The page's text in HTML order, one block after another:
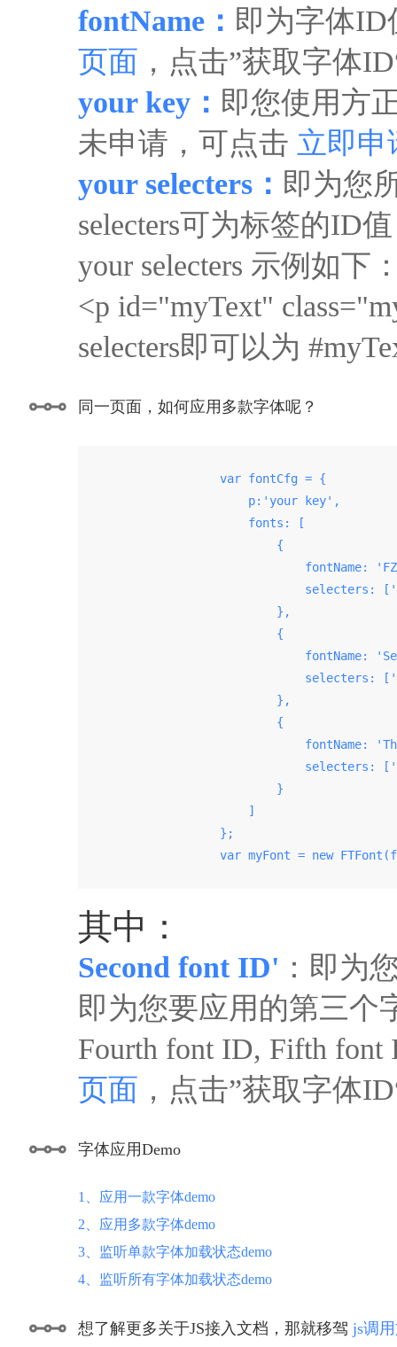
fontName： 即为字体
页面 ，点击”获取字体
your key： 即您使用方
未申请，可点击 立即申
your selecters： 即为您
selecters可为标签的ID
your selecters 示例如下
<p id="myText"
selecters即可以为
同一页面，如何应用多款字体呢？
                    var fontCfg = {
                        p:'your key',
                        fonts: [
                            {
fontName:
selecters:
                            },
                            {
fontName:
selecters:
                            },
                            {
fontName:
selecters:
                            }
                        ]
                    };
var myFont = new
其中：
Second font ID' ：即为
即为您要应用的第三个
Fourth font ID, Fifth
页面 ，点击”获取字体
字体应用Demo
1、应用一款字体demo
2、应用多款字体demo
3、监听单款字体加载状态demo
4、监听所有字体加载状态demo
想了解更多关于JS接入文档，那就移驾 js调